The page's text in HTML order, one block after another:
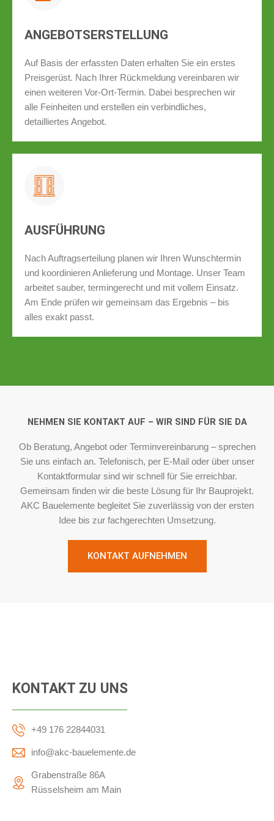
ANGEBOTSERSTELLUNG
Auf Basis der erfassten Daten erhalten Sie ein erstes
Preisgerüst. Nach Ihrer Rückmeldung vereinbaren wir
einen weiteren Vor-Ort-Termin. Dabei besprechen wir
alle Feinheiten und erstellen ein verbindliches,
detailliertes Angebot.
AUSFÜHRUNG
Nach Auftragserteilung planen wir Ihren Wunschtermin
und koordinieren Anlieferung und Montage. Unser Team
arbeitet sauber, termingerecht und mit vollem Einsatz.
Am Ende prüfen wir gemeinsam das Ergebnis – bis
alles exakt passt.
NEHMEN SIE KONTAKT AUF – WIR SIND FÜR SIE DA
Ob Beratung, Angebot oder Terminvereinbarung – sprechen
Sie uns einfach an. Telefonisch, per E-Mail oder über unser
Kontaktformular sind wir schnell für Sie erreichbar.
Gemeinsam finden wir die beste Lösung für Ihr Bauprojekt.
AKC Bauelemente begleitet Sie zuverlässig von der ersten
Idee bis zur fachgerechten Umsetzung.
KONTAKT AUFNEHMEN
KONTAKT ZU UNS
+49 176 22844031
info@akc-bauelemente.de
Grabenstraße 86A
Rüsselsheim am Main